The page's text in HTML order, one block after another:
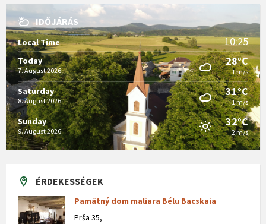
IDŐJÁRÁS
Local Time 10:25
Today
7. August 2026
28°C
1 m/s
Saturday
8. August 2026
31°C
1 m/s
Sunday
9. August 2026
32°C
2 m/s
ÉRDEKESSÉGEK
Pamätný dom maliara Bélu Bacskaia
Prša 35,